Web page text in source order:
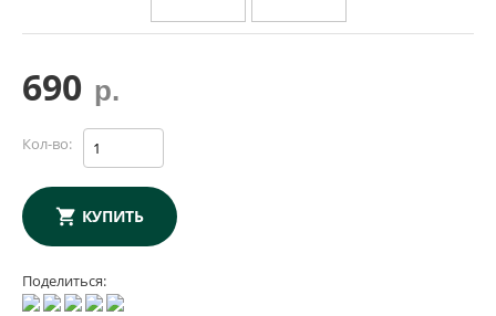
690 р.
Кол-во:
КУПИТЬ
Поделиться: